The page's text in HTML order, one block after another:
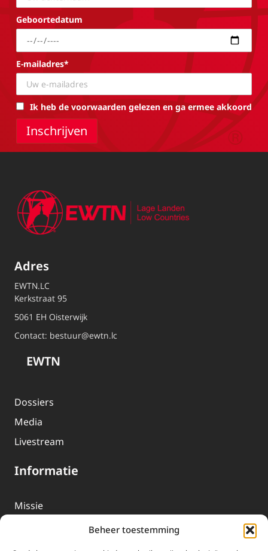
Beheer toestemming
Geboortedatum
E-mailadres*
Ik heb de voorwaarden gelezen en ga ermee akkoord
Adres
EWTN.LC
Kerkstraat 95
5061 EH Oisterwijk
Contact: bestuur@ewtn.lc
EWTN
Dossiers
Media
Livestream
Informatie
Missie